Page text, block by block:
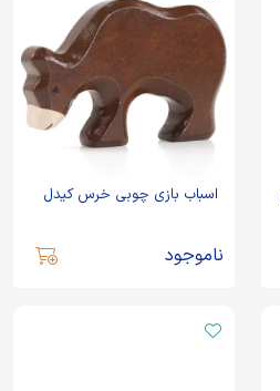
اسباب بازی چوبی خرس کیدل
ناموجود